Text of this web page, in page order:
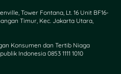
Tower Fontana, Lt. 16 Unit BF16-
Timur, Kec. Jakarta Utara,
Konsumen dan Tertib Niaga
Indonesia 0853 1111 1010